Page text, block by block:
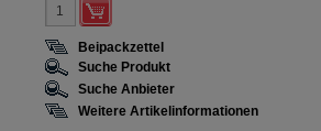
Beipackzettel
Suche Produkt
Suche Anbieter
Weitere Artikelinformationen